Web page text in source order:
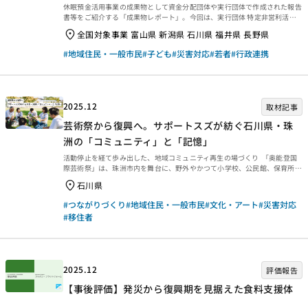
ポート
休眠預金活用事業の成果物として資金分配団体や実行団体で作成された報告
書等をご紹介する「成果物レポート」。今回は、実行団体 特定非営利活動
法人 ながのこどもの城いきいきプロジェクトが発行したレポート『災害後
の子どもと関わり支援する人に-緊急時の子どもへの対応ガイドライン-』を
ご紹介します。 災害後の子どもと関わり支援する人に-緊急時の子どもへの
対応ガイドライン- 2019年東日本台風により、長野市は甚大な被害を受けま
延し続け、子どもや保護者は大きな困難に直面しました。NＰＯ法人ながの
全国対象事業 富山県 新潟県 石川県 福井県 長野県
#地域住民・一般市民#子ども#災害対応#若者#行政連携
2025.12 取材記事
芸術祭から復興へ。サポートスズが紡ぐ石川県・珠
洲の「コミュニティ」と「記憶」
活動停止を経て歩み出した、地域コミュニティ再生の場づくり 「奥能登国
際芸術祭」は、珠洲市内を舞台に、野外やかつて小学校、公民館、保育所だ
った場所などへ国内外のアーティストの作品を展示する芸術祭です。サポー
トスズは、芸術祭の運営に参加するボランティアスタッフのコーディネート
や、作品の制作や設置におけるアーティストのサポート、展示中の作品のメ
ンテナンス、訪れた人たちを案内するガイドといった活動を担うために設立
されました。 サポートスズ 活動風景 サポートスズの木村さんは、「芸術
野を生かした役割を果たしながら...
石川県
#つながりづくり#地域住民・一般市民#文化・アート#災害対応
#移住者
2025.12 評価報告
【事後評価】発災から復興期を見据えた食料支援体